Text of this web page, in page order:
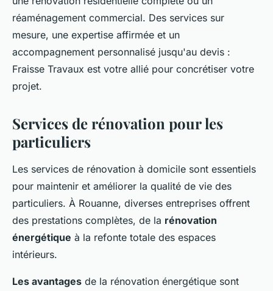
réaménagement commercial. Des services sur
mesure, une expertise affirmée et un
accompagnement personnalisé jusqu'au devis :
Fraisse Travaux est votre allié pour concrétiser votre
projet.
Services de rénovation pour les
particuliers
Les services de rénovation à domicile sont essentiels
pour maintenir et améliorer la qualité de vie des
particuliers. À Rouanne, diverses entreprises offrent
des prestations complètes, de la rénovation
énergétique à la refonte totale des espaces
intérieurs.
Les avantages de la rénovation énergétique sont